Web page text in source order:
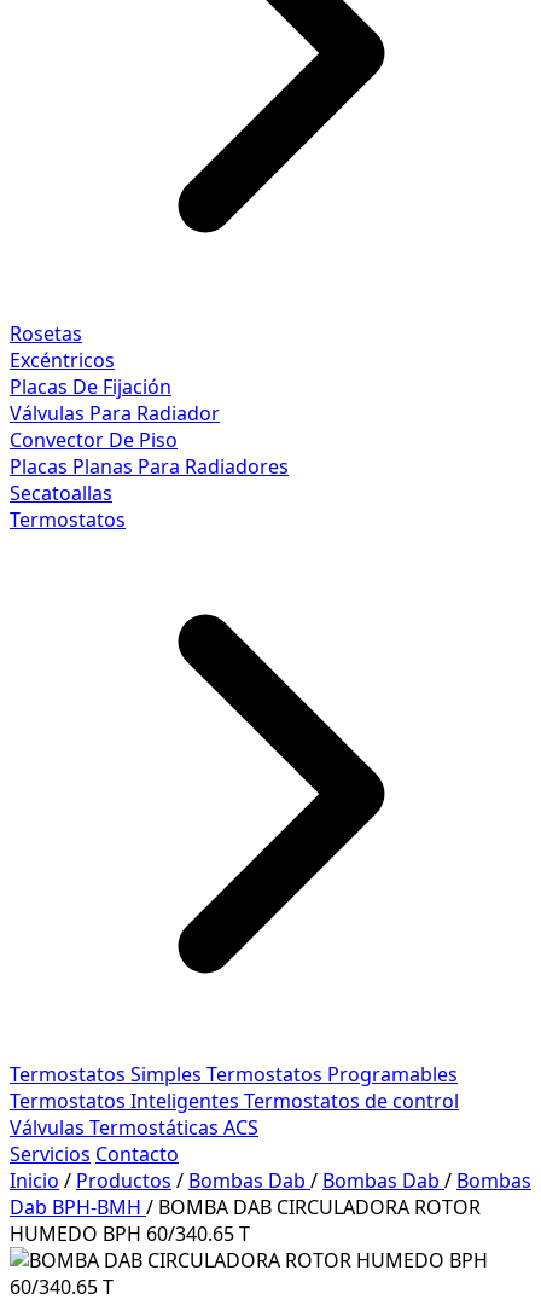
Rosetas
Excéntricos
Placas De Fijación
Válvulas Para Radiador
Convector De Piso
Placas Planas Para Radiadores
Secatoallas
Termostatos
Termostatos Simples Termostatos Programables
Termostatos Inteligentes Termostatos de control
Válvulas Termostáticas ACS
Servicios Contacto
Inicio / Productos / Bombas Dab / Bombas Dab / Bombas
Dab BPH-BMH / BOMBA DAB CIRCULADORA ROTOR
HUMEDO BPH 60/340.65 T